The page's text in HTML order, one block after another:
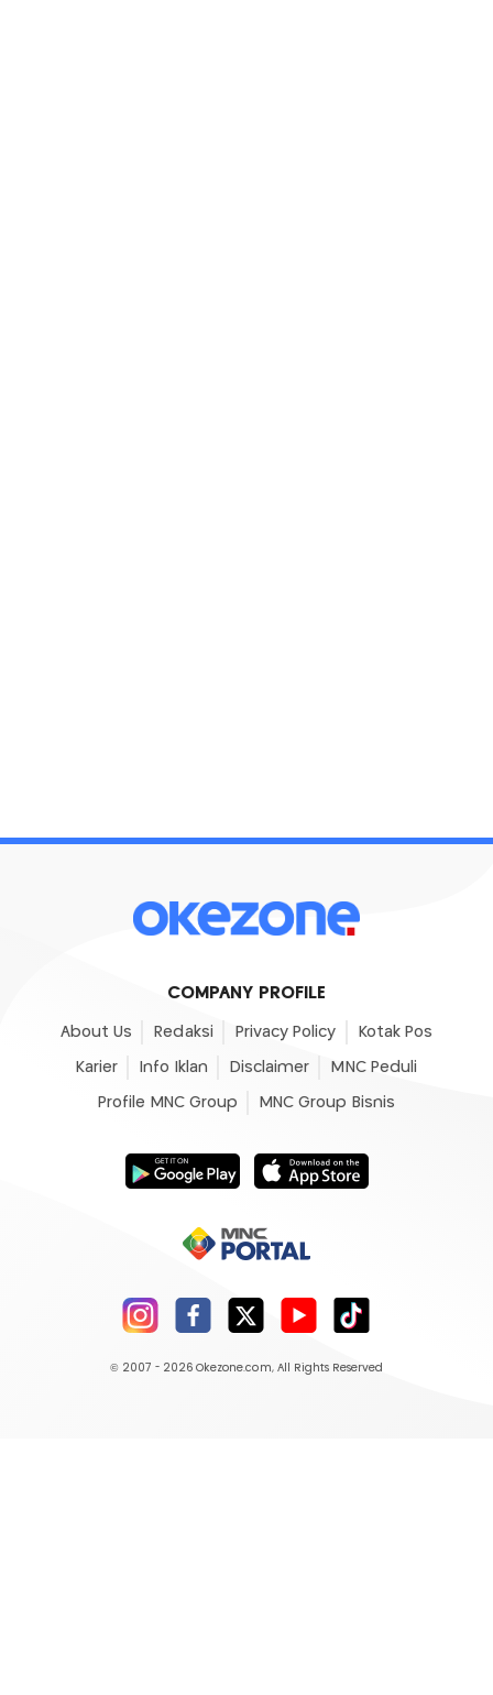
COMPANY PROFILE
About Us Redaksi Privacy Policy Kotak Pos
Karier Info Iklan Disclaimer MNC Peduli
Profile MNC Group MNC Group Bisnis
© 2007 - 2026 Okezone.com, All Rights Reserved